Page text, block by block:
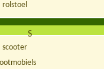
rolstoel
S
scooter